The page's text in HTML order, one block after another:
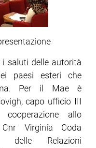
saluti delle autorità
paesi esteri che
Per il Mae è
capo ufficio III
cooperazione allo
Virginia Coda
delle Relazioni